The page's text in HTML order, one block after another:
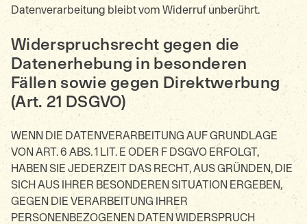
Datenverarbeitung bleibt vom Widerruf unberührt.
Widerspruchsrecht gegen die
Datenerhebung in besonderen
Fällen sowie gegen Direktwerbung
(Art. 21 DSGVO)
WENN DIE DATENVERARBEITUNG AUF GRUNDLAGE
VON ART. 6 ABS. 1 LIT. E ODER F DSGVO ERFOLGT,
HABEN SIE JEDERZEIT DAS RECHT, AUS GRÜNDEN, DIE
SICH AUS IHRER BESONDEREN SITUATION ERGEBEN,
GEGEN DIE VERARBEITUNG IHRER
PERSONENBEZOGENEN DATEN WIDERSPRUCH